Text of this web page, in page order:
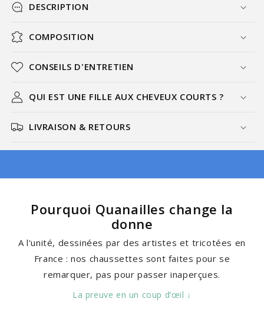
DESCRIPTION
COMPOSITION
CONSEILS D'ENTRETIEN
QUI EST UNE FILLE AUX CHEVEUX COURTS ?
LIVRAISON & RETOURS
Pourquoi Quanailles change la
donne
A l'unité, dessinées par des artistes et tricotées en
France : nos chaussettes sont faites pour se
remarquer, pas pour passer inaperçues.
La preuve en un coup d’œil ↓